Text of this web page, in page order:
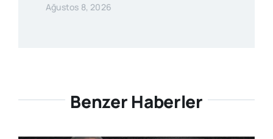
Ağustos 8, 2026
Benzer Haberler